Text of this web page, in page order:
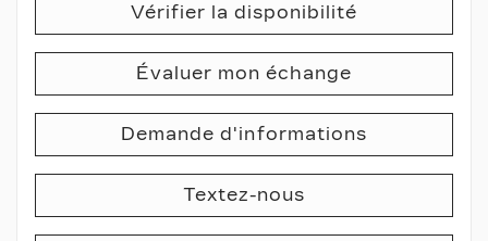
Vérifier la disponibilité
Évaluer mon échange
Demande d'informations
Textez-nous